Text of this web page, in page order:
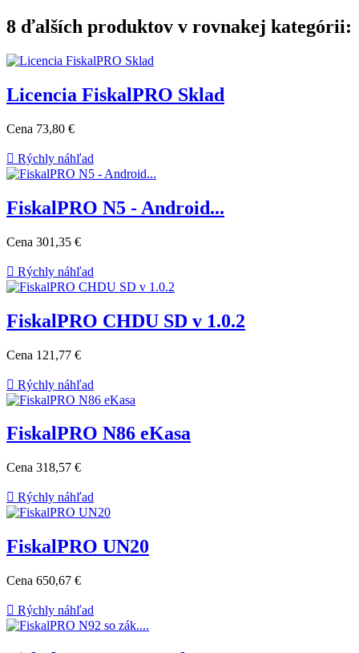
8 ďalších produktov v rovnakej kategórii:
Licencia FiskalPRO Sklad
Cena 73,80 €
 Rýchly náhľad
FiskalPRO N5 - Android...
Cena 301,35 €
 Rýchly náhľad
FiskalPRO CHDU SD v 1.0.2
Cena 121,77 €
 Rýchly náhľad
FiskalPRO N86 eKasa
Cena 318,57 €
 Rýchly náhľad
FiskalPRO UN20
Cena 650,67 €
 Rýchly náhľad